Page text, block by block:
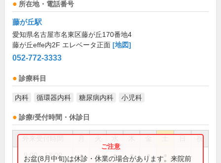
所在地・電話番号
藤が丘駅
愛知県名古屋市名東区藤が丘170番地4
藤が丘effe内2F エレベータ正面 [地図]
052-772-3333
診療科目
内科 循環器内科 糖尿病内科 小児科
診療/受付時間・休診日
祝
9:00～13:00 ● ● ● ● ●
お盆(8月中旬)は休診・休業の場合があります。来院前